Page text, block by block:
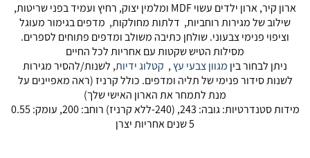
ארון קיר, ארון ילדים עשוי MDF ומלמין יצוק, רחיץ ועמיד בפני שריטות,
שילוב של מגירות רוחביות, דלתות מחולקות, מדפים בגימור מעוגל
וציפוי פנימי צבעוני. שולחן כתיבה משולב ומדפים פתוחים לספרים.
מסילות הטיש שקטות עם אחריות לכל החיים
ניתן לבחור בין מגוון צבעי עץ, קטלוג ידיות, לשנות/להסיר מגירות
לשנות סידור פנימי של תליה ומדפים. כולל קרניז (ראה מאפיינים על
מנת לתמחר את הארון האישי שלך)
מידות סטנדרטיות: גובה: 243, (240-ללא קרניז) רוחב: 200, עומק: 0.55
5 שנים אחריות יצרן